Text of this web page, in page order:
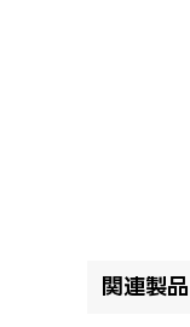
関連製品